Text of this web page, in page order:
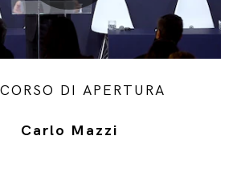
DI APERTURA
Carlo Mazzi